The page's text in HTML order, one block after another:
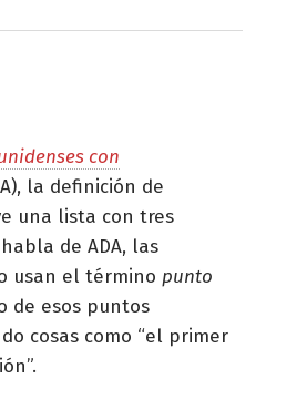
con
la definición de
una lista con tres
de ADA, las
usan el término punto
de esos puntos
cosas como “el primer